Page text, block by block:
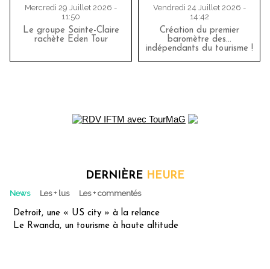
Mercredi 29 Juillet 2026 -
11:50
Le groupe Sainte-Claire
rachète Eden Tour
Vendredi 24 Juillet 2026 -
14:42
Création du premier
baromètre des…
indépendants du tourisme !
DERNIÈRE HEURE
News Les + lus Les + commentés
Detroit, une « US city » à la relance
Le Rwanda, un tourisme à haute altitude